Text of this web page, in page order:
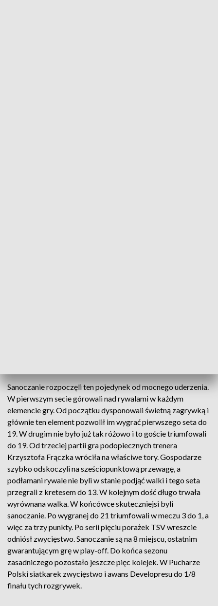
Sanoczanie rozpoczęli ten pojedynek od mocnego uderzenia.
W pierwszym secie górowali nad rywalami w każdym
elemencie gry. Od początku dysponowali świetną zagrywką i
głównie ten element pozwolił im wygrać pierwszego seta do
19. W drugim nie było już tak różowo i to goście triumfowali
do 19. Od trzeciej partii gra podopiecznych trenera
Krzysztofa Frączka wróciła na właściwe tory. Gospodarze
szybko odskoczyli na sześciopunktową przewagę, a
podłamani rywale nie byli w stanie podjąć walki i tego seta
przegrali z kretesem do 13. W kolejnym dość długo trwała
wyrównana walka. W końcówce skuteczniejsi byli
sanoczanie. Po wygranej do 21 triumfowali w meczu 3 do 1, a
więc za trzy punkty. Po serii pięciu porażek TSV wreszcie
odniósł zwycięstwo. Sanoczanie są na 8 miejscu, ostatnim
gwarantującym grę w play-off. Do końca sezonu
zasadniczego pozostało jeszcze pięc kolejek. W Pucharze
Polski siatkarek zwycięstwo i awans Developresu do 1/8
finału tych rozgrywek.